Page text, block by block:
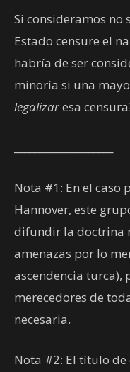
Si consideramos no
Estado censure el
habría de ser
minoría si una
legalizaresa
Nota #1: En el caso
Hannover, este
difundir la doctrina
amenazas por lo
ascendencia turca),
merecedores de
necesaria.
Nota #2: El título